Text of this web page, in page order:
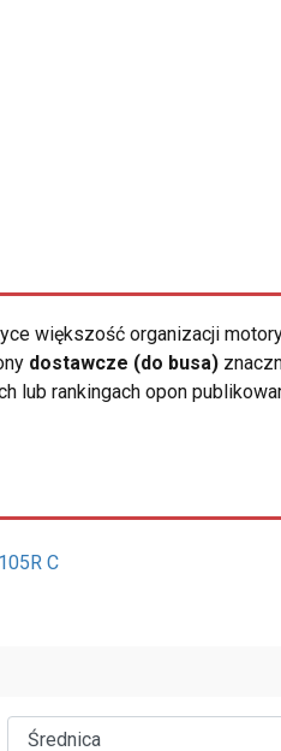
większość organizacji
dostawcze (do busa)
lub rankingach opon
C